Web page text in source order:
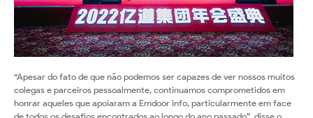
“Apesar do fato de que não podemos ser capazes de ver nossos muitos
colegas e parceiros pessoalmente, continuamos comprometidos em
honrar aqueles que apoiaram a Emdoor info, particularmente em face